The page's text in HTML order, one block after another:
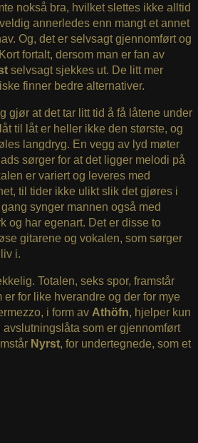
nokså bra, hvilket slettes ikke alltid
annerledes enn mangt et annet
Og, det er selvsagt gjennomført og
fortalt, dersom man er fan av
selvsagt sjekkes ut. De litt mer
finner bedre alternativer.
gjør at det tar litt tid å få låtene under
til låt er heller ikke den største, og
langdryg. En vegg av lyd møter
sørger for at det ligger melodi på
er variert og leveres med
til tider ikke ulikt slik det gjøres i
synger mannen også med
og har egenart. Det er disse to
gitarene og vokalen, som sørger
i.
Totalen, seks spor, framstår
for like hverandre og der for mye
i form av Athöfn, hjelper kun
avslutningslåta som er gjennomført
Nyrst, for undertegnede, som et